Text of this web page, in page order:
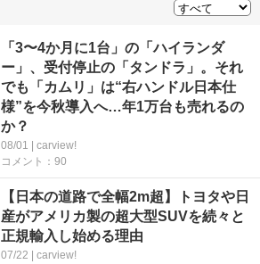
「3〜4か月に1台」の「ハイランダ
ー」、受付停止の「タンドラ」。それ
でも「カムリ」は“右ハンドル日本仕
様”を今秋導入へ…年1万台も売れるの
か？
08/01 | carview!
コメント：90
【日本の道路で全幅2m超】トヨタや日
産がアメリカ製の超大型SUVを続々と
正規輸入し始める理由
07/22 | carview!